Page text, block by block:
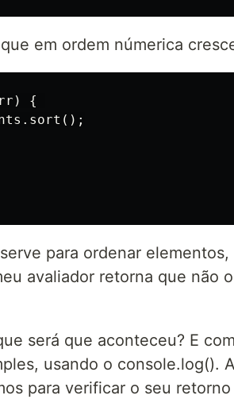
em ordem númerica
{
para ordenar elementos,
avaliador retorna que não
será que aconteceu? E
usando o console.log().
para verificar o seu retorno